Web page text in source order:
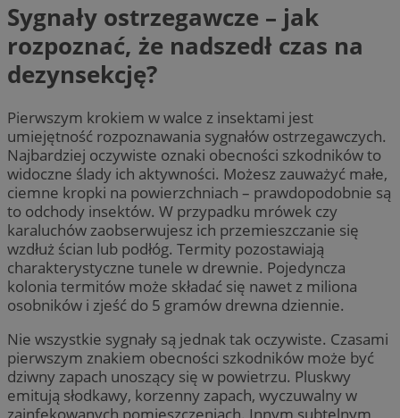
Sygnały ostrzegawcze – jak
rozpoznać, że nadszedł czas na
dezynsekcję?
Pierwszym krokiem w walce z insektami jest
umiejętność rozpoznawania sygnałów ostrzegawczych.
Najbardziej oczywiste oznaki obecności szkodników to
widoczne ślady ich aktywności. Możesz zauważyć małe,
ciemne kropki na powierzchniach – prawdopodobnie są
to odchody insektów. W przypadku mrówek czy
karaluchów zaobserwujesz ich przemieszczanie się
wzdłuż ścian lub podłóg. Termity pozostawiają
charakterystyczne tunele w drewnie. Pojedyncza
kolonia termitów może składać się nawet z miliona
osobników i zjeść do 5 gramów drewna dziennie.
Nie wszystkie sygnały są jednak tak oczywiste. Czasami
pierwszym znakiem obecności szkodników może być
dziwny zapach unoszący się w powietrzu. Pluskwy
emitują słodkawy, korzenny zapach, wyczuwalny w
zainfekowanych pomieszczeniach. Innym subtelnym